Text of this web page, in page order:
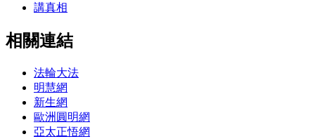
講真相
相關連結
法輪大法
明慧網
新生網
歐洲圓明網
亞太正悟網